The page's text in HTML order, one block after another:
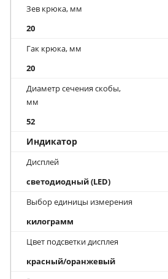
Зев крюка, мм
20
Гак крюка, мм
20
Диаметр сечения скобы,
мм
52
Индикатор
Дисплей
светодиодный (LED)
Выбор единицы измерения
килограмм
Цвет подсветки дисплея
красный/оранжевый